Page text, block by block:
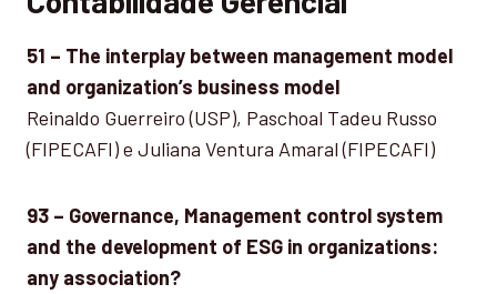
51 – The interplay between management model
and organization’s business model
Reinaldo Guerreiro (USP), Paschoal Tadeu Russo
(FIPECAFI) e Juliana Ventura Amaral (FIPECAFI)
93 – Governance, Management control system
and the development of ESG in organizations:
any association?